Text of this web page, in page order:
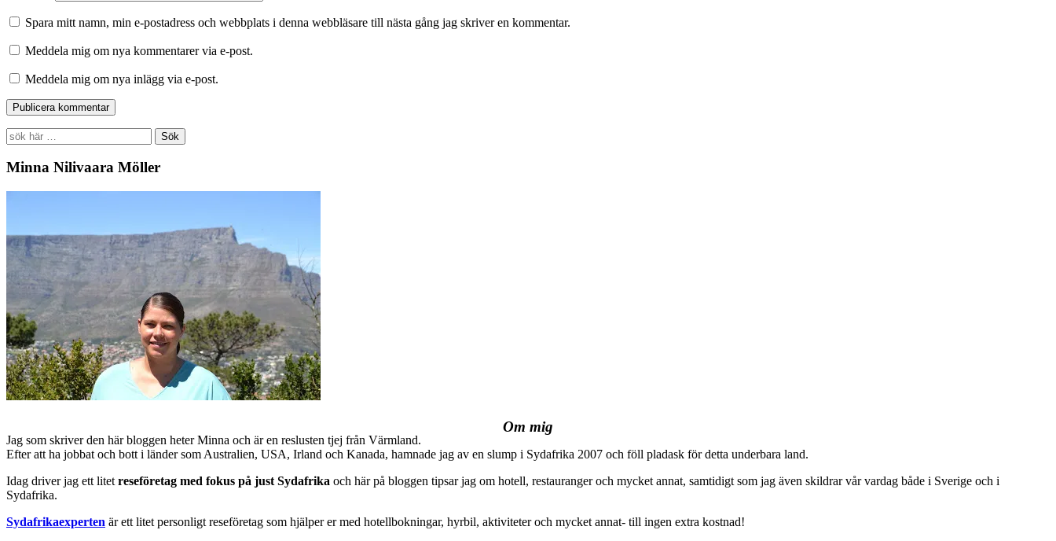
Spara mitt namn, min e-postadress och webbplats i denna webbläsare till nästa gång jag skriver en kommentar.
Meddela mig om nya kommentarer via e-post.
Meddela mig om nya inlägg via e-post.
Search
for:
Minna Nilivaara Möller
Om mig
Jag som skriver den här bloggen heter Minna och är en reslusten tjej från Värmland.
Efter att ha jobbat och bott i länder som Australien, USA, Irland och Kanada, hamnade jag av en slump i Sydafrika 2007 och föll pladask för detta underbara land.
Idag driver jag ett litet reseföretag med fokus på just Sydafrika och här på bloggen tipsar jag om hotell, restauranger och mycket annat, samtidigt som jag även skildrar vår vardag både i Sverige och i
Sydafrika.
Sydafrikaexperten är ett litet personligt reseföretag som hjälper er med hotellbokningar, hyrbil, aktiviteter och mycket annat- till ingen extra kostnad!